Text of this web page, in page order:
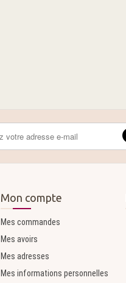
Mon compte
Mes commandes
Mes avoirs
Mes adresses
Mes informations personnelles